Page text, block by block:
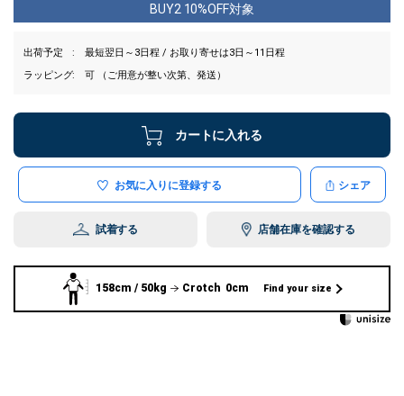
BUY2 10%OFF対象
出荷予定
最短翌日～3日程 / お取り寄せは3日～11日程
ラッピング
可 （ご用意が整い次第、発送）
カートに入れる
お気に入りに登録する シェア
試着する 店舗在庫を確認する
158cm / 50kg Crotch 0cm Find your size